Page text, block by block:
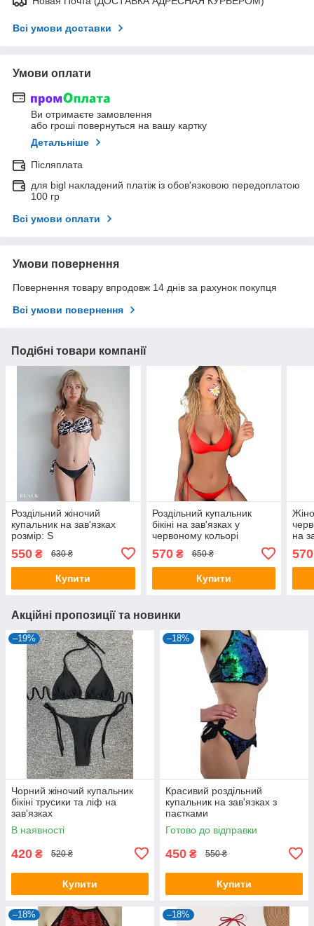
Всі умови доставки
Умови оплати
Ви отримаєте замовлення
або гроші повернуться на вашу картку
Детальніше
Післяплата
для bigl накладений платіж із обов'язковою передоплатою
100 гр
Всі умови оплати
Умови повернення
Повернення товару впродовж 14 днів за рахунок покупця
Всі умови повернення
Подібні товари компанії
Роздільний жіночий
купальник на зав'язках
розмір: S
550 ₴ 630 ₴
Купити
Роздільний купальник
бікіні на зав'язках у
червоному кольорі
570₴ 650 ₴
Купити
на
570
Акційні пропозиції та новинки
–19%
Чорний жіночий купальник
бікіні трусики та ліф на
зав'язках
В наявності
420 ₴ 520 ₴
Купити
–18%
Красивий роздільний
купальник на зав'язках з
паєтками
Готово до відправки
450 ₴ 550 ₴
Купити
–18% –18%